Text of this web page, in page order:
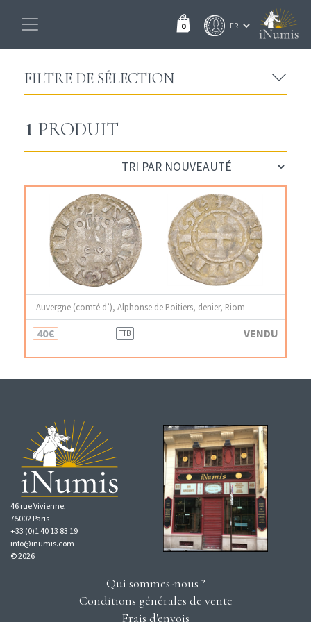
0
FILTRE DE SÉLECTION
1 PRODUIT
Auvergne (comté d’), Alphonse de Poitiers, denier, Riom
40€ TTB VENDU
46 rue Vivienne,
75002 Paris
+33 (0)1 40 13 83 19
info@inumis.com
© 2026
Qui sommes-nous ?
Conditions générales de vente
Frais d'envois